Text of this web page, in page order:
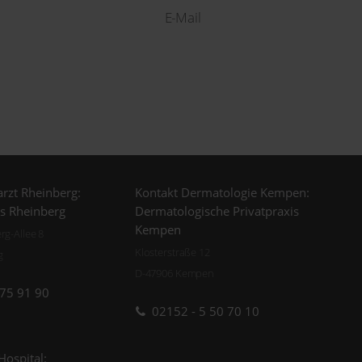
E-Mail
Rheinberg:
Rheinberg
91 90
Kontakt Dermatologie Kempen:
Dermatologische Privatpraxis
Kempen
02152 - 5 50 70 10